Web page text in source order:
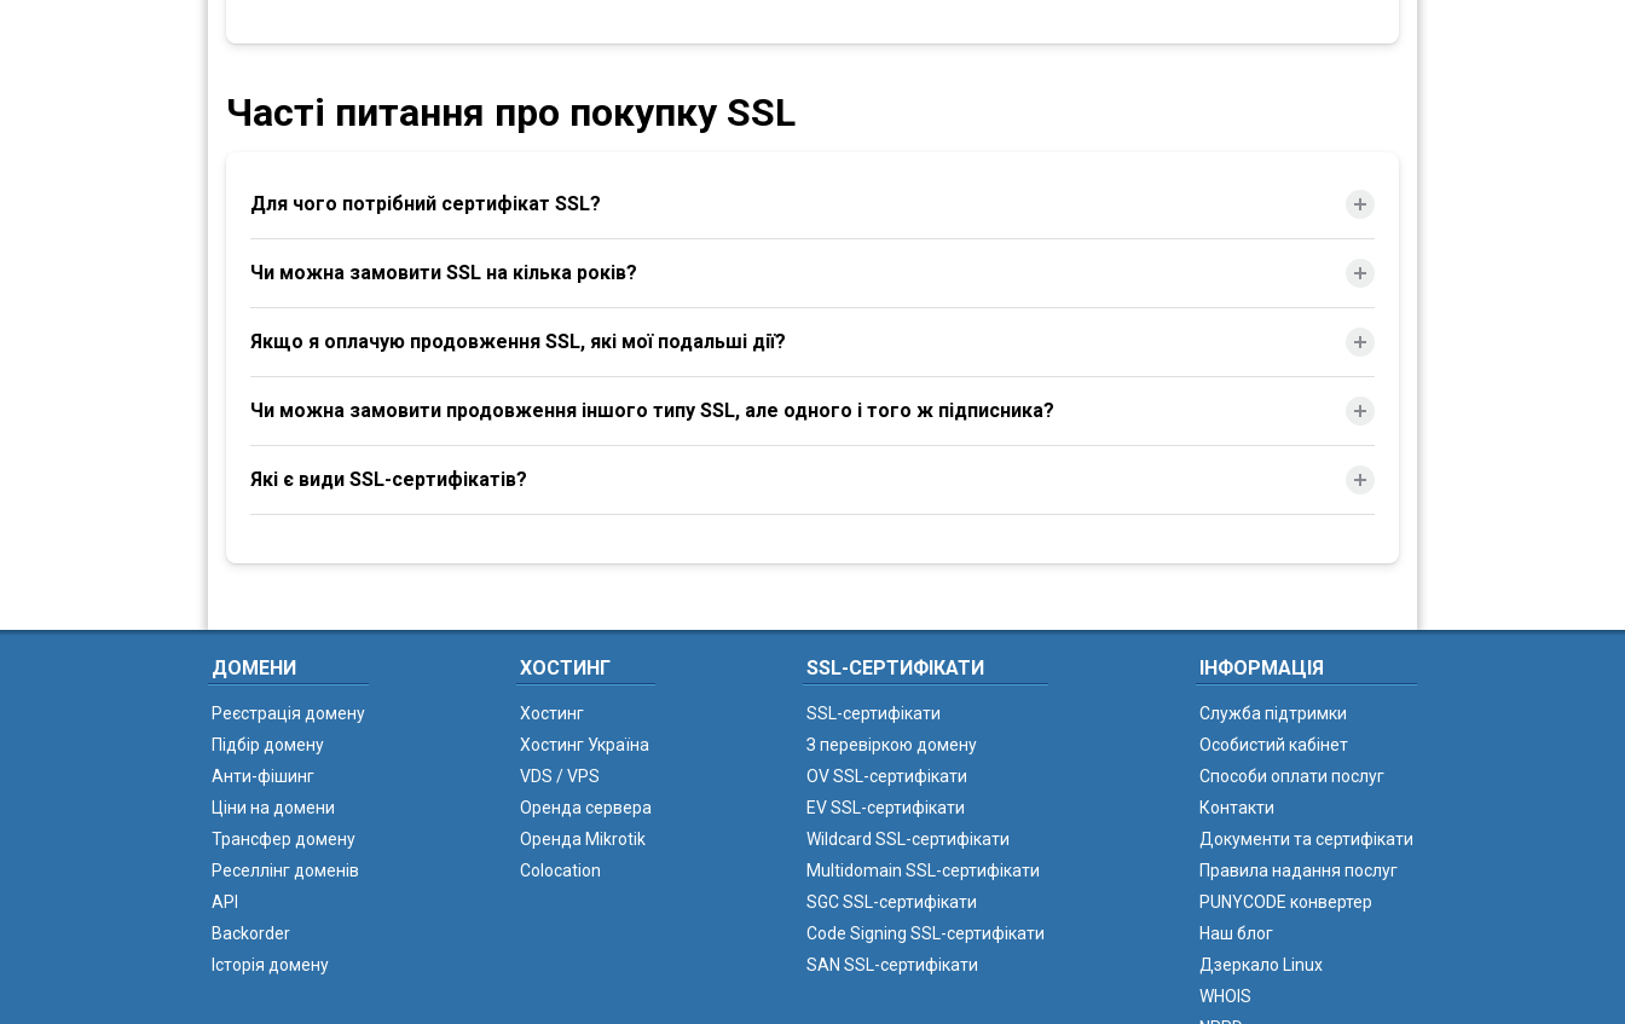
Часті питання про покупку SSL
Для чого потрібний сертифікат SSL?
Чи можна замовити SSL на кілька років?
Якщо я оплачую продовження SSL, які мої подальші дії?
Чи можна замовити продовження іншого типу SSL, але одного і того ж підписника?
Які є види SSL-сертифікатів?
ДОМЕНИ
Реєстрація домену
Підбір домену
Анти-фішинг
Ціни на домени
Трансфер домену
Реселлінг доменів
API
Backorder
Історія домену
ХОСТИНГ
Хостинг
Хостинг Україна
VDS / VPS
Оренда сервера
Оренда Mikrotik
Colocation
SSL-СЕРТИФІКАТИ
SSL-сертифікати
З перевіркою домену
OV SSL-сертифікати
EV SSL-сертифікати
Wildcard SSL-сертифікати
Multidomain SSL-сертифікати
SGC SSL-сертифікати
Code Signing SSL-сертифікати
SAN SSL-сертифікати
ІНФОРМАЦІЯ
Служба підтримки
Особистий кабінет
Способи оплати послуг
Контакти
Документи та сертифікати
Правила надання послуг
PUNYCODE конвертер
Наш блог
Дзеркало Linux
WHOIS